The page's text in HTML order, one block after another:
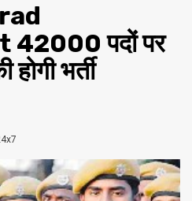
पदों पर
होगी भर्ती